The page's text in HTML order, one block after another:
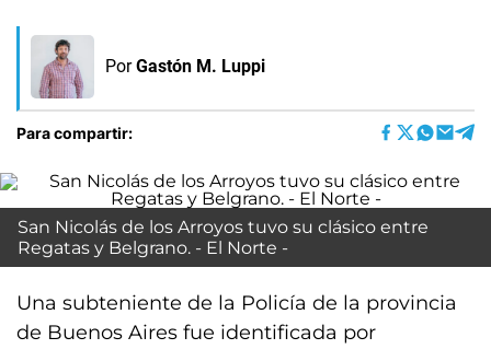
Por Gastón M. Luppi
Para compartir:
San Nicolás de los Arroyos tuvo su clásico entre
Regatas y Belgrano. - El Norte -
Una subteniente de la Policía de la provincia
de Buenos Aires fue identificada por